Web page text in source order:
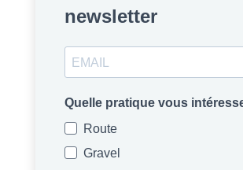
newsletter
Quelle pratique vous
Route
Gravel